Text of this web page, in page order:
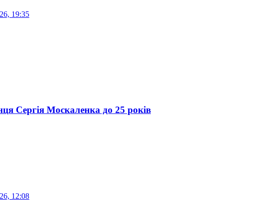
19:35
Сергія Москаленка до 25 років
12:08